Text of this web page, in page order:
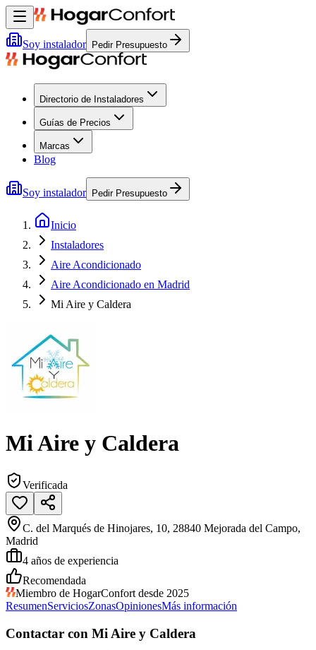
Soy instalador Pedir Presupuesto
Directorio de Instaladores
Guías de Precios
Marcas
Blog
Soy instalador Pedir Presupuesto
Inicio
Instaladores
Aire Acondicionado
Aire Acondicionado en Madrid
Mi Aire y Caldera
Mi Aire y Caldera
Verificada
C. del Marqués de Hinojares, 10, 28840 Mejorada del Campo,
Madrid
4 años de experiencia
Recomendada
Miembro de HogarConfort desde 2025
ResumenServiciosZonasOpinionesMás información
Contactar con Mi Aire y Caldera